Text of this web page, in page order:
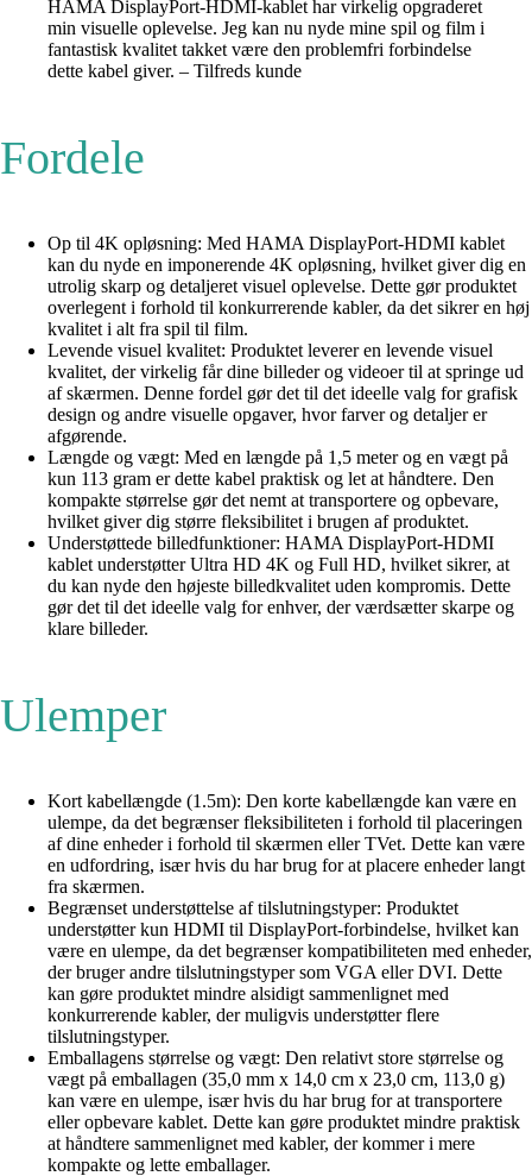
HAMA DisplayPort-HDMI-kablet har virkelig opgraderet
min visuelle oplevelse. Jeg kan nu nyde mine spil og film i
fantastisk kvalitet takket være den problemfri forbindelse
dette kabel giver. – Tilfreds kunde
Fordele
Op til 4K opløsning: Med HAMA DisplayPort-HDMI kablet
kan du nyde en imponerende 4K opløsning, hvilket giver dig en
utrolig skarp og detaljeret visuel oplevelse. Dette gør produktet
overlegent i forhold til konkurrerende kabler, da det sikrer en høj
kvalitet i alt fra spil til film.
Levende visuel kvalitet: Produktet leverer en levende visuel
kvalitet, der virkelig får dine billeder og videoer til at springe ud
af skærmen. Denne fordel gør det til det ideelle valg for grafisk
design og andre visuelle opgaver, hvor farver og detaljer er
afgørende.
Længde og vægt: Med en længde på 1,5 meter og en vægt på
kun 113 gram er dette kabel praktisk og let at håndtere. Den
kompakte størrelse gør det nemt at transportere og opbevare,
hvilket giver dig større fleksibilitet i brugen af produktet.
Understøttede billedfunktioner: HAMA DisplayPort-HDMI
kablet understøtter Ultra HD 4K og Full HD, hvilket sikrer, at
du kan nyde den højeste billedkvalitet uden kompromis. Dette
gør det til det ideelle valg for enhver, der værdsætter skarpe og
klare billeder.
Ulemper
Kort kabellængde (1.5m): Den korte kabellængde kan være en
ulempe, da det begrænser fleksibiliteten i forhold til placeringen
af dine enheder i forhold til skærmen eller TVet. Dette kan være
en udfordring, især hvis du har brug for at placere enheder langt
fra skærmen.
Begrænset understøttelse af tilslutningstyper: Produktet
understøtter kun HDMI til DisplayPort-forbindelse, hvilket kan
være en ulempe, da det begrænser kompatibiliteten med enheder,
der bruger andre tilslutningstyper som VGA eller DVI. Dette
kan gøre produktet mindre alsidigt sammenlignet med
konkurrerende kabler, der muligvis understøtter flere
tilslutningstyper.
Emballagens størrelse og vægt: Den relativt store størrelse og
vægt på emballagen (35,0 mm x 14,0 cm x 23,0 cm, 113,0 g)
kan være en ulempe, især hvis du har brug for at transportere
eller opbevare kablet. Dette kan gøre produktet mindre praktisk
at håndtere sammenlignet med kabler, der kommer i mere
kompakte og lette emballager.